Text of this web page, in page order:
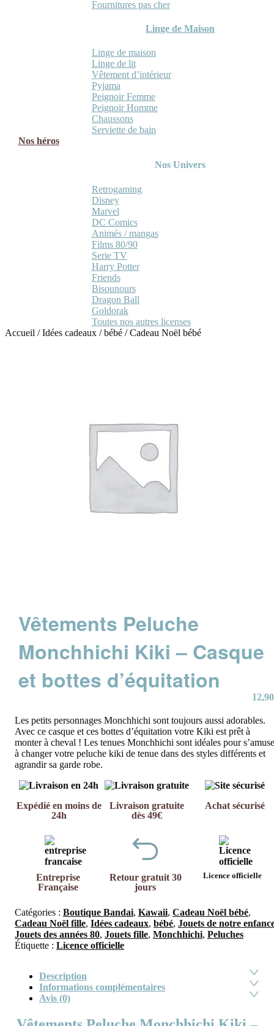
Fournitures pas cher
Linge de Maison
Linge de maison
Linge de lit
Vêtement d’intérieur
Pyjama
Peignoir Femme
Peignoir Homme
Chaussons
Serviette de bain
Nos héros
Nos Univers
Retrogaming
Disney
Marvel
DC Comics
Animés / mangas
Films 80/90
Serie TV
Harry Potter
Friends
Bisounours
Dragon Ball
Goldorak
Toutes nos autres licenses
Accueil /Idées cadeaux /bébé /Cadeau Noël bébé
Vêtements Peluche
Monchhichi Kiki – Casque
et bottes d’équitation
12,90
Les petits personnages Monchhichi sont toujours aussi adorables.
Avec ce casque et ces bottes d’équitation votre Kiki est prêt à
monter à cheval ! Les tenues Monchhichi sont idéales pour
à changer votre peluche kiki de tenue dans des styles différents et
agrandir sa garde robe.
Expédié en moins de
24h
Livraison gratuite
dès 49€
Achat sécurisé
Entreprise
Française
Retour gratuit 30
jours
Licence officielle
Catégories : Boutique Bandai, Kawaii, Cadeau Noël bébé,
Cadeau Noël fille, Idées cadeaux, bébé, Jouets de notre
Jouets des années 80, Jouets fille, Monchhichi, Peluches
Étiquette : Licence officielle
Description
Informations complémentaires
Avis (0)